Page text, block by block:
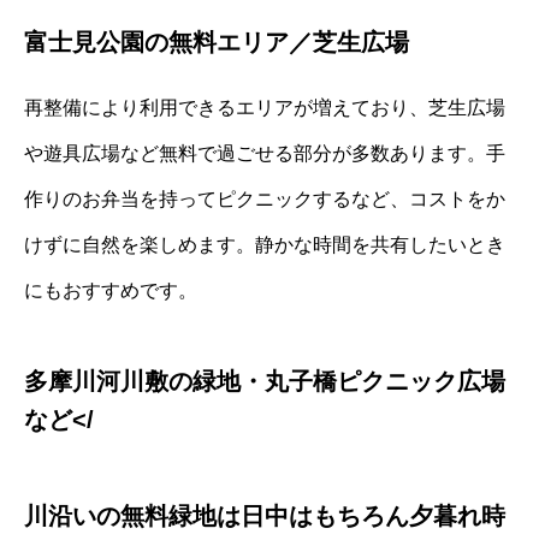
富士見公園の無料エリア／芝生広場
再整備により利用できるエリアが増えており、芝生広場
や遊具広場など無料で過ごせる部分が多数あります。手
作りのお弁当を持ってピクニックするなど、コストをか
けずに自然を楽しめます。静かな時間を共有したいとき
にもおすすめです。
多摩川河川敷の緑地・丸子橋ピクニック広場
など</
川沿いの無料緑地は日中はもちろん夕暮れ時